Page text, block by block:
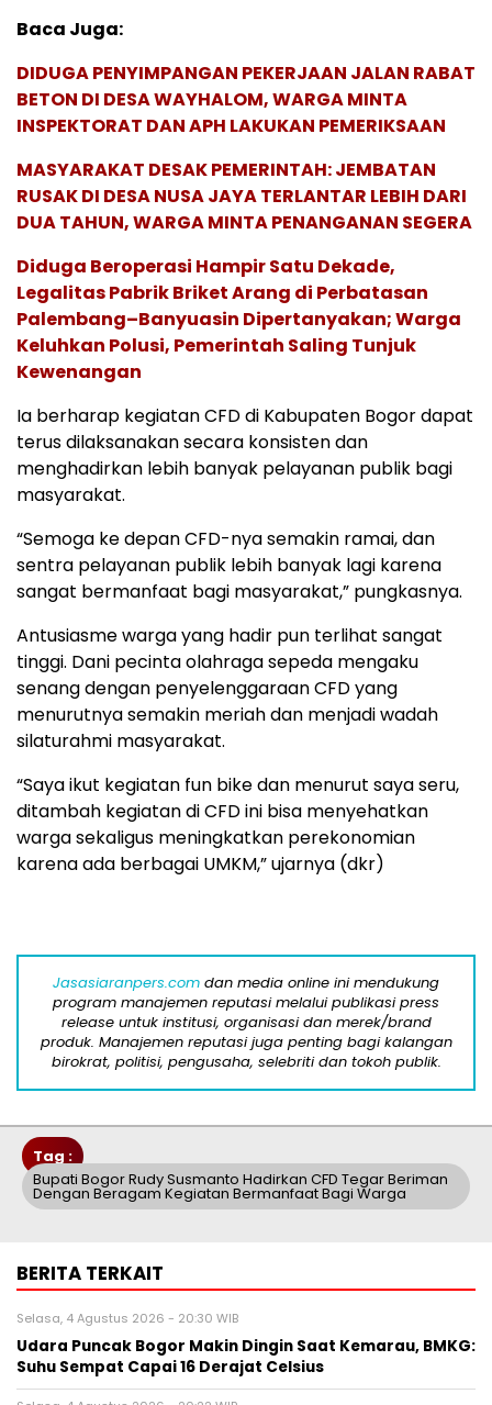
Baca Juga:
DIDUGA PENYIMPANGAN PEKERJAAN JALAN RABAT
BETON DI DESA WAYHALOM, WARGA MINTA
INSPEKTORAT DAN APH LAKUKAN PEMERIKSAAN
MASYARAKAT DESAK PEMERINTAH: JEMBATAN
RUSAK DI DESA NUSA JAYA TERLANTAR LEBIH DARI
DUA TAHUN, WARGA MINTA PENANGANAN SEGERA
Diduga Beroperasi Hampir Satu Dekade,
Legalitas Pabrik Briket Arang di Perbatasan
Palembang–Banyuasin Dipertanyakan; Warga
Keluhkan Polusi, Pemerintah Saling Tunjuk
Kewenangan
Ia berharap kegiatan CFD di Kabupaten Bogor dapat
terus dilaksanakan secara konsisten dan
menghadirkan lebih banyak pelayanan publik bagi
masyarakat.
“Semoga ke depan CFD-nya semakin ramai, dan
sentra pelayanan publik lebih banyak lagi karena
sangat bermanfaat bagi masyarakat,” pungkasnya.
Antusiasme warga yang hadir pun terlihat sangat
tinggi. Dani pecinta olahraga sepeda mengaku
senang dengan penyelenggaraan CFD yang
menurutnya semakin meriah dan menjadi wadah
silaturahmi masyarakat.
“Saya ikut kegiatan fun bike dan menurut saya seru,
ditambah kegiatan di CFD ini bisa menyehatkan
warga sekaligus meningkatkan perekonomian
karena ada berbagai UMKM,” ujarnya (dkr)
Jasasiaranpers.com dan media online ini mendukung
program manajemen reputasi melalui publikasi press
release untuk institusi, organisasi dan merek/brand
produk. Manajemen reputasi juga penting bagi kalangan
birokrat, politisi, pengusaha, selebriti dan tokoh publik.
Tag :
Bupati Bogor Rudy Susmanto Hadirkan CFD Tegar Beriman
Dengan Beragam Kegiatan Bermanfaat Bagi Warga
BERITA TERKAIT
Selasa, 4 Agustus 2026 - 20:30 WIB
Udara Puncak Bogor Makin Dingin Saat Kemarau, BMKG:
Suhu Sempat Capai 16 Derajat Celsius